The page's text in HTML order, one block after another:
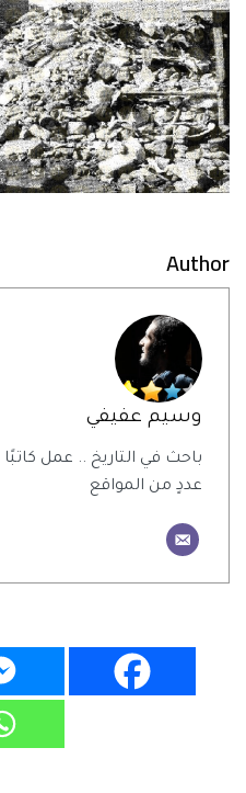
Author
وسيم عفيفي
باحث في التاريخ .. عمل كاتبًا
عددٍ من المواقع